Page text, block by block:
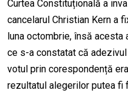
Curtea Constituțională a
cancelarul Christian Kern a
luna octombrie, însă acesta
ce s-a constatat că
votul prin corespondență
rezultatul alegerilor putea fi